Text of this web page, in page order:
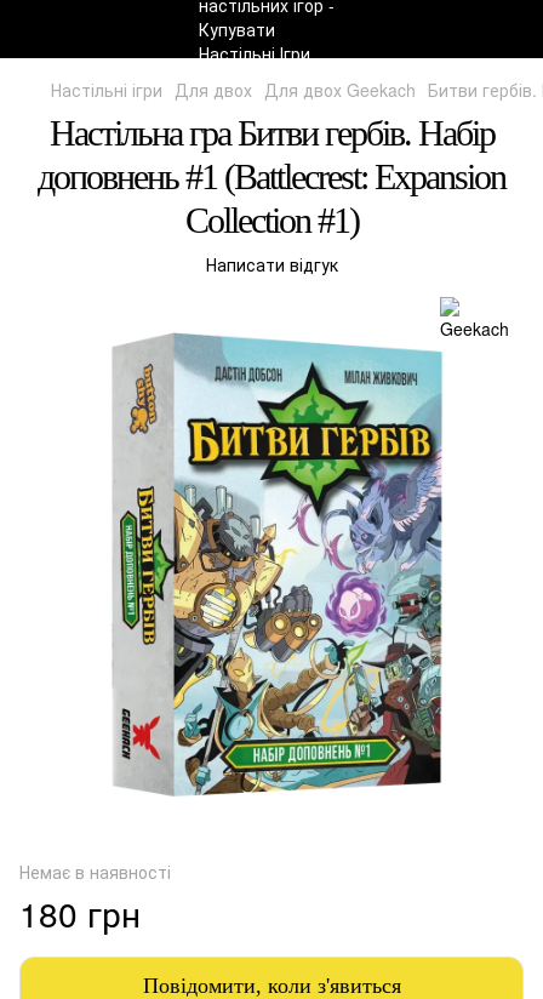
Настільні ігри Для двох Для двох Geekach Битви
Настільна гра Битви гербів. Набір
доповнень #1 (Battlecrest: Expansion
Collection #1)
Написати відгук
Немає в наявності
180 грн
Повідомити, коли з'явиться